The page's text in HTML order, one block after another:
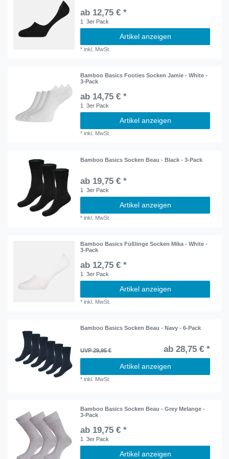
ab 12,75 € *
1 3er Pack
Artikel anzeigen
*inkl. MwSt.
Bamboo Basics Footies Socken Jamie - White -
3-Pack
ab 14,75 € *
1 3er Pack
Artikel anzeigen
*inkl. MwSt.
Bamboo Basics Socken Beau - Black - 3-Pack
ab 19,75 € *
1 3er Pack
Artikel anzeigen
*inkl. MwSt.
Bamboo Basics Füßlinge Socken Mika - White -
3-Pack
ab 12,75 € *
1 3er Pack
Artikel anzeigen
*inkl. MwSt.
Bamboo Basics Socken Beau - Navy - 6-Pack
UVP 29,95 € ab 28,75 € *
Artikel anzeigen
*inkl. MwSt.
Bamboo Basics Socken Beau - Grey Melange -
3-Pack
ab 19,75 € *
1 3er Pack
Artikel anzeigen